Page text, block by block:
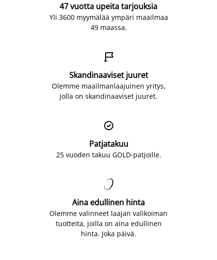
47 vuotta upeita tarjouksia
Yli 3600 myymälää ympäri maailmaa
49 maassa.

Skandinaaviset juuret
Olemme maailmanlaajuinen yritys,
jolla on skandinaaviset juuret.

Patjatakuu
25 vuoden takuu GOLD-patjoille.

Aina edullinen hinta
Olemme valinneet laajan valikoiman
tuotteita, joilla on aina edullinen
hinta. Joka päivä.